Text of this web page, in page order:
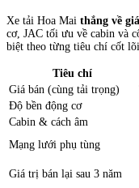
Xe tải Hoa Mai thắng về
cơ, JAC tối ưu về cabin và
biệt theo từng tiêu chí cốt
Tiêu chí
Giá bán (cùng tải trọng)
Độ bền động cơ
Cabin & cách âm
Mạng lưới phụ tùng
Giá trị bán lại sau 3 năm